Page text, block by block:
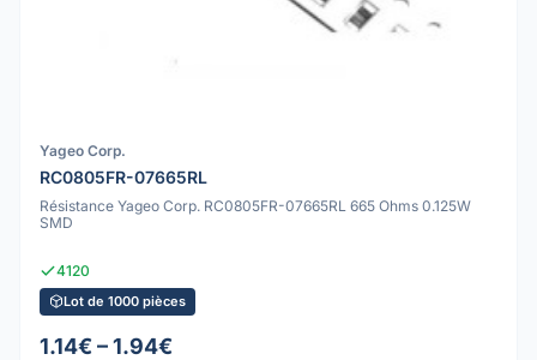
Yageo Corp.
RC0805FR-07665RL
Résistance Yageo Corp. RC0805FR-07665RL 665 Ohms 0.125W
SMD
4120
Lot de 1000 pièces
1.14€ – 1.94€